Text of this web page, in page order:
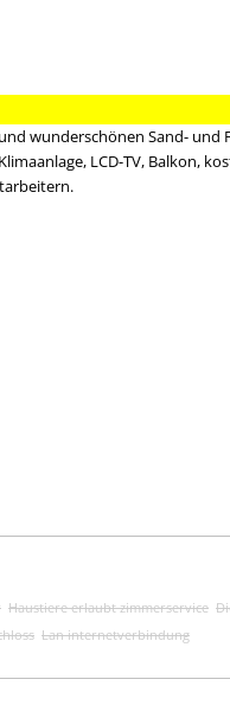
wunderschönen Sand-
LCD-TV, Balkon,
Haustiere erlaubt zimmerservice
Lan internetverbindung